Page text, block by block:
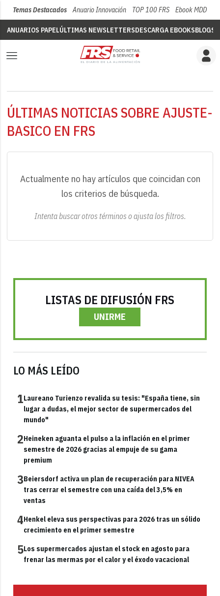
Temas Destacados Anuario Innovación TOP 100 FRS Ebook MDD
ANUARIOS PAPELÚLTIMAS NEWSLETTERSDESCARGA EBOOKSBLOGS
ÚLTIMAS NOTICIAS SOBRE AJUSTE-
BASICO EN FRS
Actualmente no hay artículos que coincidan con
los criterios de búsqueda.
Intenta buscar otros términos o ajusta los filtros.
LISTAS DE DIFUSIÓN FRS
UNIRME
LO MÁS LEÍDO
1Laureano Turienzo revalida su tesis: "España tiene, sin
lugar a dudas, el mejor sector de supermercados del
mundo"
2Heineken aguanta el pulso a la inflación en el primer
semestre de 2026 gracias al empuje de su gama
premium
3Beiersdorf activa un plan de recuperación para NIVEA
tras cerrar el semestre con una caída del 3,5% en
ventas
4Henkel eleva sus perspectivas para 2026 tras un sólido
crecimiento en el primer semestre
5Los supermercados ajustan el stock en agosto para
frenar las mermas por el calor y el éxodo vacacional